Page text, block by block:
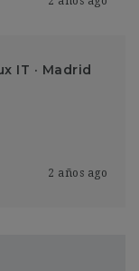
IT · Madrid
2 años ago